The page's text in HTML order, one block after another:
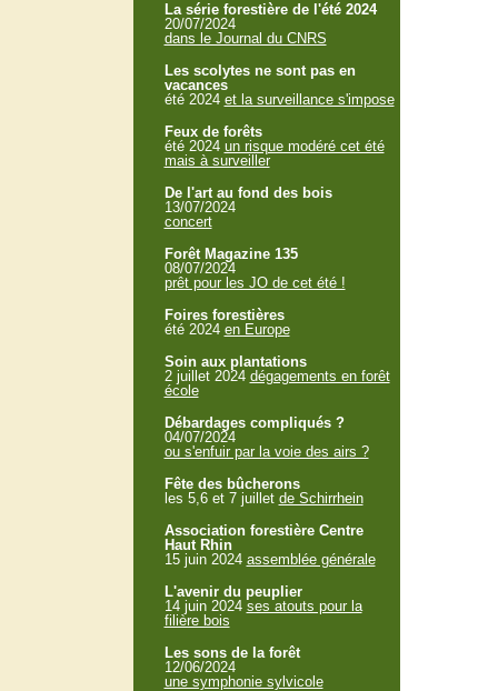
La série forestière de l'été 2024
20/07/2024
dans le Journal du CNRS
Les scolytes ne sont pas en
vacances
été 2024 et la surveillance s'impose
Feux de forêts
été 2024 un risque modéré cet été
mais à surveiller
De l'art au fond des bois
13/07/2024
concert
Forêt Magazine 135
08/07/2024
prêt pour les JO de cet été !
Foires forestières
été 2024 en Europe
Soin aux plantations
2 juillet 2024 dégagements en forêt
école
Débardages compliqués ?
04/07/2024
ou s'enfuir par la voie des airs ?
Fête des bûcherons
les 5,6 et 7 juillet de Schirrhein
Association forestière Centre
Haut Rhin
15 juin 2024 assemblée générale
L'avenir du peuplier
14 juin 2024 ses atouts pour la
filière bois
Les sons de la forêt
12/06/2024
une symphonie sylvicole